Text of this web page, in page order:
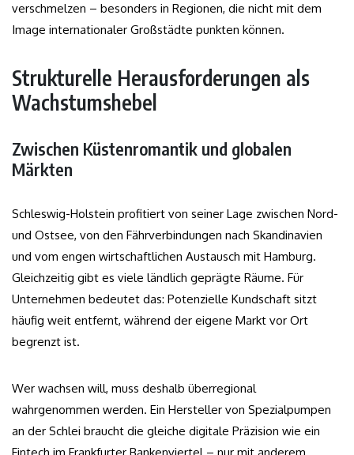
verschmelzen – besonders in Regionen, die nicht mit dem
Image internationaler Großstädte punkten können.
Strukturelle Herausforderungen als
Wachstumshebel
Zwischen Küstenromantik und globalen
Märkten
Schleswig-Holstein profitiert von seiner Lage zwischen Nord-
und Ostsee, von den Fährverbindungen nach Skandinavien
und vom engen wirtschaftlichen Austausch mit Hamburg.
Gleichzeitig gibt es viele ländlich geprägte Räume. Für
Unternehmen bedeutet das: Potenzielle Kundschaft sitzt
häufig weit entfernt, während der eigene Markt vor Ort
begrenzt ist.
Wer wachsen will, muss deshalb überregional
wahrgenommen werden. Ein Hersteller von Spezialpumpen
an der Schlei braucht die gleiche digitale Präzision wie ein